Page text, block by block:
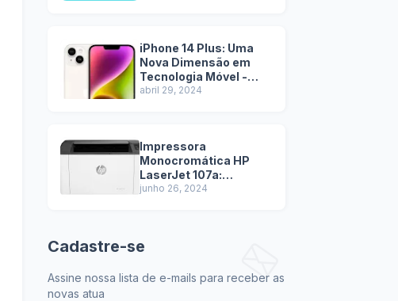
iPhone 14 Plus: Uma
Nova Dimensão em
Tecnologia Móvel -
Pros e Contras
abril 29, 2024
Impressora
Monocromática HP
LaserJet 107a:
Tecnologia de
junho 26, 2024
Cadastre-se
Assine nossa lista de e-mails para receber as
novas atua